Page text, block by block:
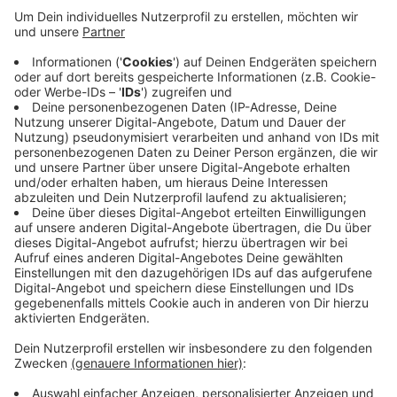
Voerder Kirmesplatz und geht bis zum Sonntag
(20.07.). Der Eintritt ist frei, wer allerdings beim
traditionellen Rumtasting mitmachen möchte,
muss 25 Euro bezahlen und sich vorher anmelden.
Weitere Highlights sind das Beachvolleyballturnier
und die große karibische Schatzsuche für Kinder.
Hierfür sind die Anmeldungen kostenlos. Das
komplette Programm mit den Kontakten zur
Anmeldung findet ihrhier.
Veröffentlicht:Mittwoch, 16.07.2025 06:14
Anzeige